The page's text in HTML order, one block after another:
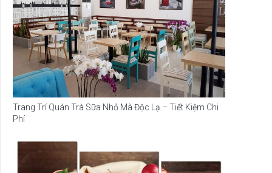
Trang Trí Quán Trà Sữa Nhỏ Mà Độc Lạ – Tiết Kiệm Chi
Phí